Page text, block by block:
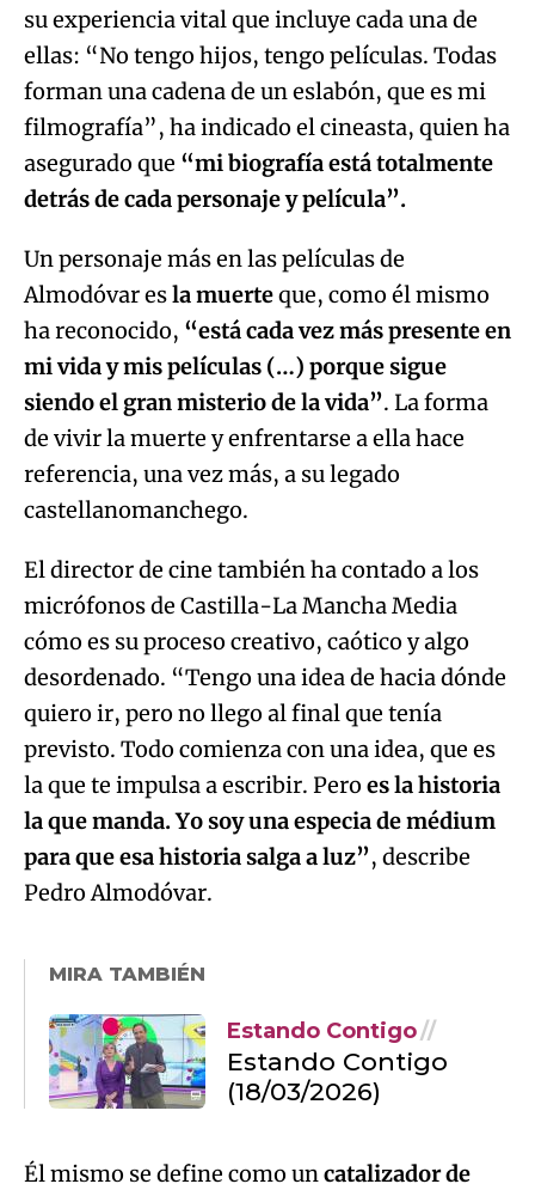
su experiencia vital que incluye cada una de
ellas: “No tengo hijos, tengo películas. Todas
forman una cadena de un eslabón, que es mi
filmografía”, ha indicado el cineasta, quien ha
asegurado que “mi biografía está totalmente
detrás de cada personaje y película”.
Un personaje más en las películas de
Almodóvar esla muerteque, como él mismo
ha reconocido, “está cada vez más presente en
mi vida y mis películas (…) porque sigue
siendo el gran misterio de la vida”. La forma
de vivir la muerte y enfrentarse a ella hace
referencia, una vez más, a su legado
castellanomanchego.
El director de cine también ha contado a los
micrófonos de Castilla-La Mancha Media
cómo es su proceso creativo, caótico y algo
desordenado. “Tengo una idea de hacia dónde
quiero ir, pero no llego al final que tenía
previsto. Todo comienza con una idea, que es
la que te impulsa a escribir. Pero es la historia
la que manda. Yo soy una especia de médium
para que esa historia salga a luz”, describe
Pedro Almodóvar.
MIRA TAMBIÉN
Estando Contigo
Estando Contigo
(18/03/2026)
Él mismo se define como uncatalizador de